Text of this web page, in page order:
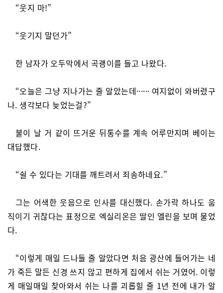
“웃지 마!”
“웃기지 말던가”
한 남자가 오두막에서 곡괭이를 들고 나왔다.
“오늘은 그냥 지나가는 줄 알았는데······ 여지없이 와버렸구
나. 생각보다 늦었는걸?”
불이 날 거 같이 뜨거운 뒤통수를 계속 어루만지며 베이는
대답했다.
“쉴 수 있다는 기대를 깨트려서 죄송하네요.”
그는 어색한 웃음으로 인사를 대신했다. 손가락 하나도 움
직이기 귀찮다는 표정으로 엑실리온은 딸인 엘린을 보며 물었
다.
“이렇게 매일 드나들 줄 알았다면 처음 광산에 들어가는 네
가 죽든 말든 신경 쓰지 않고 편하게 집에서 쉬는 거였어. 이렇
게 매일매일 찾아와서 쉬는 나를 괴롭힐 줄 1년 전에 내가 알